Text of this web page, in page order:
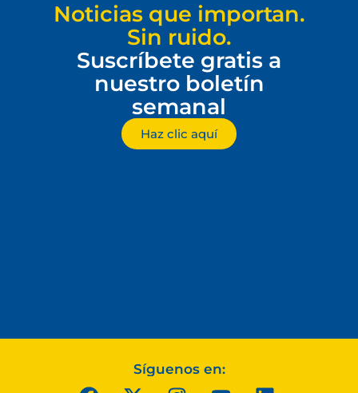
Noticias que importan.
Sin ruido.
Suscríbete gratis a
nuestro boletín
semanal
Haz clic aquí
Síguenos en: